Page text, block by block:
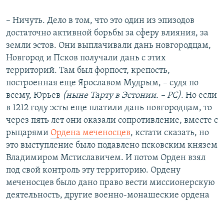
– Ничуть. Дело в том, что это один из эпизодов
достаточно активной борьбы за сферу влияния, за
земли эстов. Они выплачивали дань новгородцам,
Новгород и Псков получали дань с этих
территорий. Там был форпост, крепость,
построенная еще Ярославом Мудрым, – судя по
всему, Юрьев (ныне Тарту в Эстонии. – РС). Но если
в 1212 году эсты еще платили дань новгородцам, то
через пять лет они оказали сопротивление, вместе с
рыцарями Ордена меченосцев, кстати сказать, но
это выступление было подавлено псковским князем
Владимиром Мстиславичем. И потом Орден взял
под свой контроль эту территорию. Ордену
меченосцев было дано право вести миссионерскую
деятельность, другие военно-монашеские ордена